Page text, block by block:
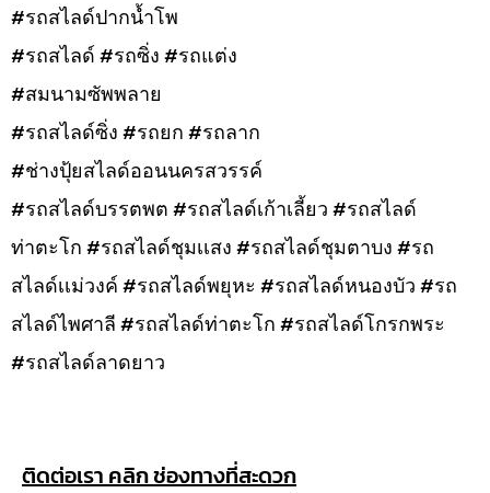
#รถสไลด์ปากน้ำโพ
#รถสไลด์ #รถซิ่ง #รถแต่ง
#สมนามซัพพลาย
#รถสไลด์ซิ่ง #รถยก #รถลาก
#ช่างปุ้ยสไลด์ออนนครสวรรค์
#รถสไลด์บรรตพต #รถสไลด์เก้าเลี้ยว #รถสไลด์
ท่าตะโก #รถสไลด์ชุมเเสง #รถสไลด์ชุมตาบง #รถ
สไลด์เเม่วงค์ #รถสไลด์พยุหะ #รถสไลด์หนองบัว #รถ
สไลด์ไพศาลี #รถสไลด์ท่าตะโก #รถสไลด์โกรกพระ
#รถสไลด์ลาดยาว
ติดต่อเรา คลิก ช่องทางที่สะดวก